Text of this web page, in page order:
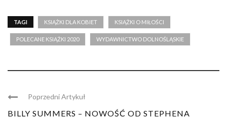
TAGI KSIĄŻKI DLA KOBIET KSIĄŻKI O MIŁOŚCI
POLECANE KSIĄŻKI 2020 WYDAWNICTWO DOLNOŚLĄSKIE
Poprzedni Artykuł
BILLY SUMMERS – NOWOŚĆ OD STEPHENA